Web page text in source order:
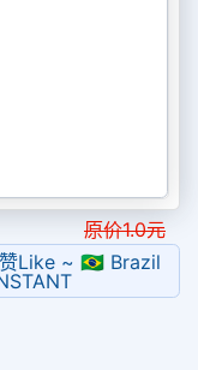
原价1.0元
Like ~ 🇧🇷 Brazil